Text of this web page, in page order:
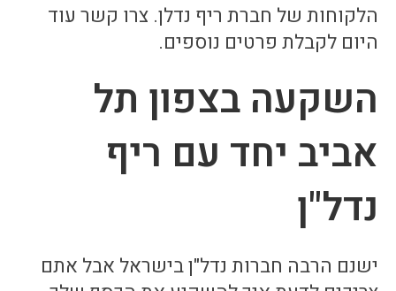
הלקוחות של חברת ריף נדלן. צרו קשר עוד
היום לקבלת פרטים נוספים.
השקעה בצפון תל
אביב יחד עם ריף
נדל"ן
ישנם הרבה חברות נדל"ן בישראל אבל אתם